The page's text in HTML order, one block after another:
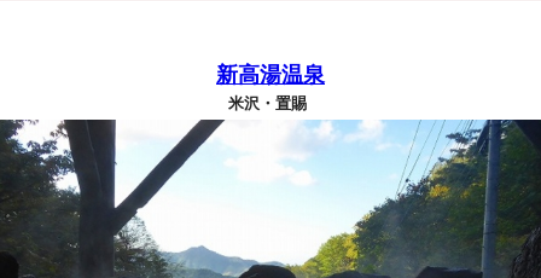
新高湯温泉
米沢・置賜